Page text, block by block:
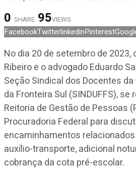
0 SHARE 95VIEWS
FacebookTwitterlinkedinPinterest
No dia 20 de setembro de
Ribeiro e o advogado Eduardo
Seção Sindical dos Docentes
da Fronteira Sul (SINDUFFS),
Reitoria de Gestão de Pessoas
Procuradoria Federal para
encaminhamentos
auxílio-transporte, adicional
cobrança da cota pré-escolar.